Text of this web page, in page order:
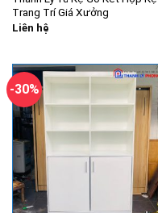
Trang Trí Giá Xưởng
Liên hệ
-30%